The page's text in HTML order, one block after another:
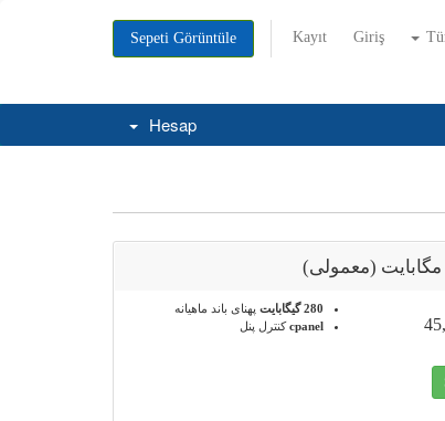
Giriş
Kayıt
Sepeti Görüntüle
Hesap
280 گیگابایت
پهنای باند ماهیانه
cpanelکنترل پنل